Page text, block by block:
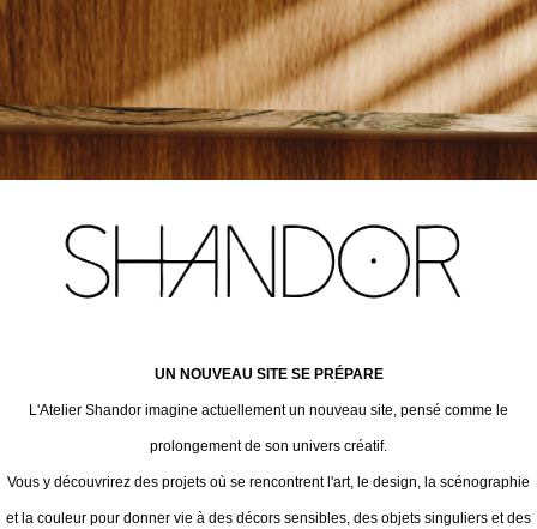
UN NOUVEAU SITE SE PRÉPARE
L'Atelier Shandor imagine actuellement un nouveau site, pensé comme le
prolongement de son univers créatif.
Vous y découvrirez des projets où se rencontrent l'art, le design, la scénographie
et la couleur pour donner vie à des décors sensibles, des objets singuliers et des